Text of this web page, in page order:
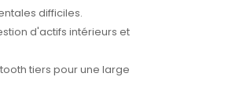
difficiles​​.
d'actifs intérieurs et
tiers pour une large